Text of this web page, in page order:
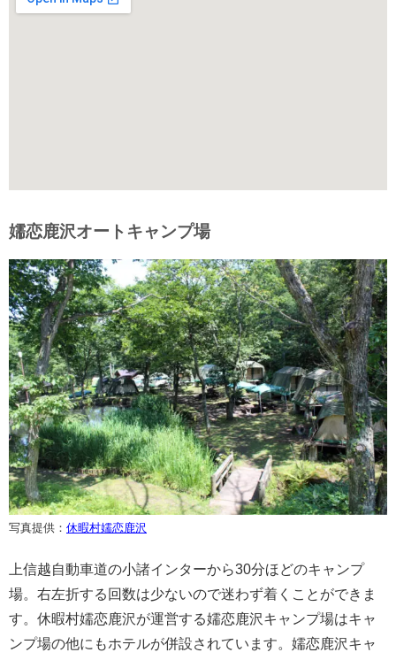
嬬恋鹿沢オートキャンプ場
写真提供： 休暇村嬬恋鹿沢
上信越自動車道の小諸インターから30分ほどのキャンプ
場。右左折する回数は少ないので迷わず着くことができま
す。休暇村嬬恋鹿沢が運営する嬬恋鹿沢キャンプ場はキャ
ンプ場の他にもホテルが併設されています。嬬恋鹿沢キャ